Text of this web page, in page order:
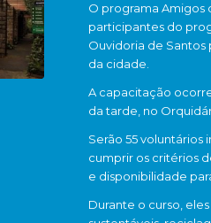
O programa Amigos
participantes do
Ouvidoria de Santos
da cidade.
A capacitação
da tarde, no
Serão 55 voluntários
cumprir os critérios
e disponibilidade
Durante o curso,